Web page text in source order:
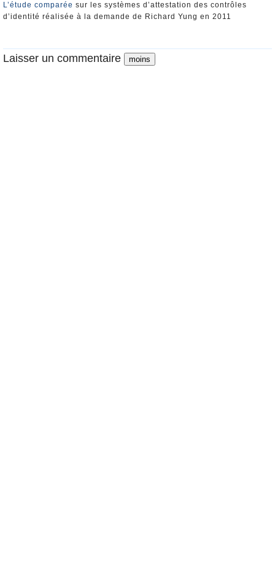
L’étude comparée sur les systèmes d’attestation des contrôles
d’identité réalisée à la demande de Richard Yung en 2011
Laisser un commentaire